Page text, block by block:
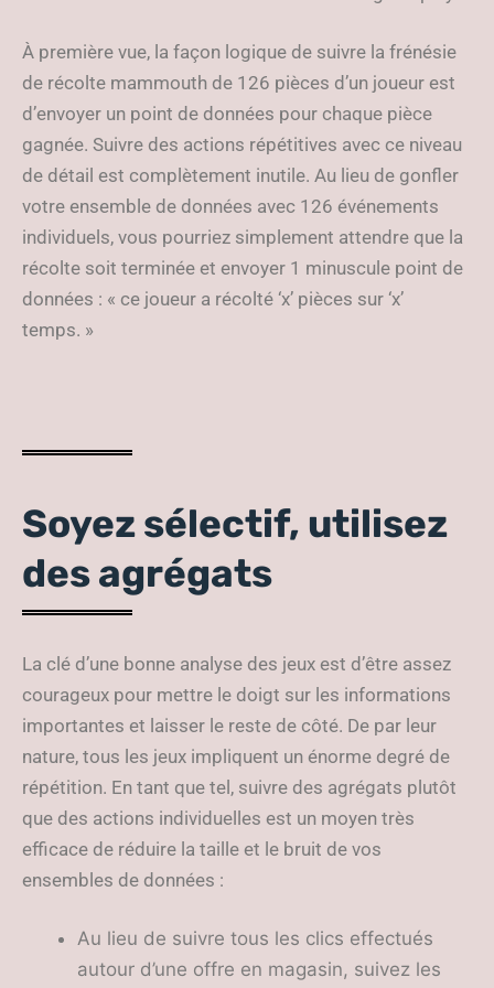
À première vue, la façon logique de suivre la frénésie
de récolte mammouth de 126 pièces d’un joueur est
d’envoyer un point de données pour chaque pièce
gagnée. Suivre des actions répétitives avec ce niveau
de détail est complètement inutile. Au lieu de gonfler
votre ensemble de données avec 126 événements
individuels, vous pourriez simplement attendre que la
récolte soit terminée et envoyer 1 minuscule point de
données : « ce joueur a récolté ‘x’ pièces sur ‘x’
temps. »
Soyez sélectif, utilisez
des agrégats
La clé d’une bonne analyse des jeux est d’être assez
courageux pour mettre le doigt sur les informations
importantes et laisser le reste de côté. De par leur
nature, tous les jeux impliquent un énorme degré de
répétition. En tant que tel, suivre des agrégats plutôt
que des actions individuelles est un moyen très
efficace de réduire la taille et le bruit de vos
ensembles de données :
Au lieu de suivre tous les clics effectués
autour d’une offre en magasin, suivez les